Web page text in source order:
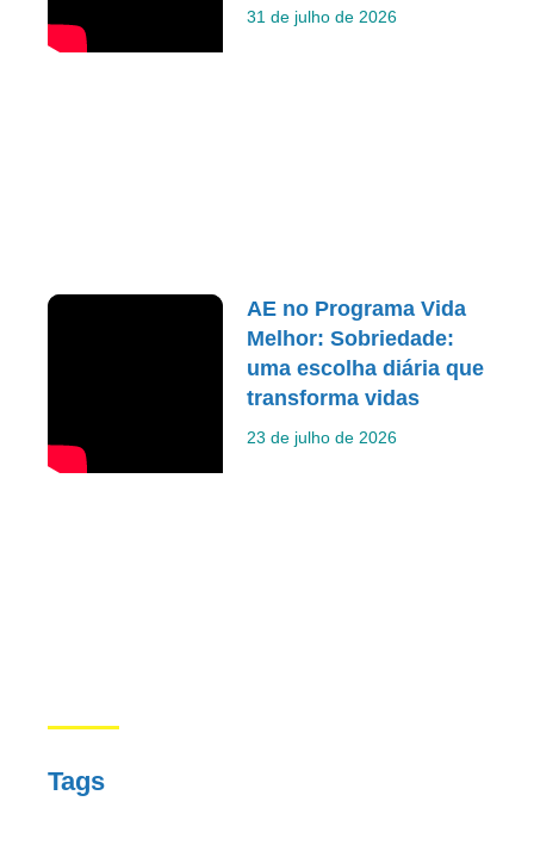
31 de julho de 2026
AE no Programa Vida
Melhor: Sobriedade:
uma escolha diária que
transforma vidas
23 de julho de 2026
Tags